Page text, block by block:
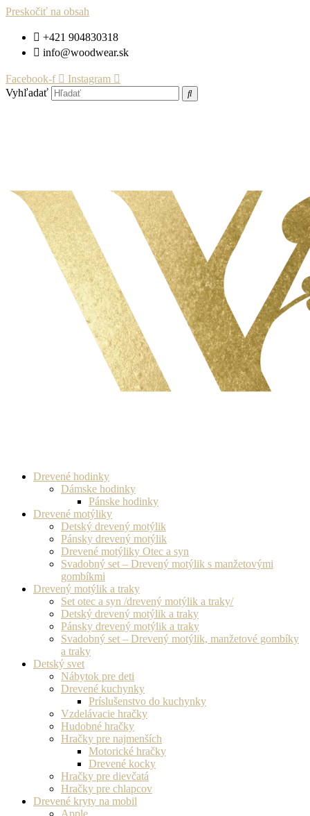
Preskočiť na obsah
+421 904830318
info@woodwear.sk
Facebook-f
Instagram
Vyhľadať
Drevené hodinky
Dámske hodinky
Pánske hodinky
Drevené motýliky
Detský drevený motýlik
Pánsky drevený motýlik
Drevené motýliky Otec a syn
Svadobný set – Drevený motýlik s manžetovými
gombíkmi
Drevený motýlik a traky
Set otec a syn /drevený motýlik a traky/
Detský drevený motýlik a traky
Pánsky drevený motýlik a traky
Svadobný set – Drevený motýlik, manžetové gombíky
a traky
Detský svet
Nábytok pre deti
Drevené kuchynky
Príslušenstvo do kuchynky
Vzdelávacie hračky
Hudobné hračky
Hračky pre najmenších
Motorické hračky
Drevené kocky
Hračky pre dievčatá
Hračky pre chlapcov
Drevené kryty na mobil
Apple